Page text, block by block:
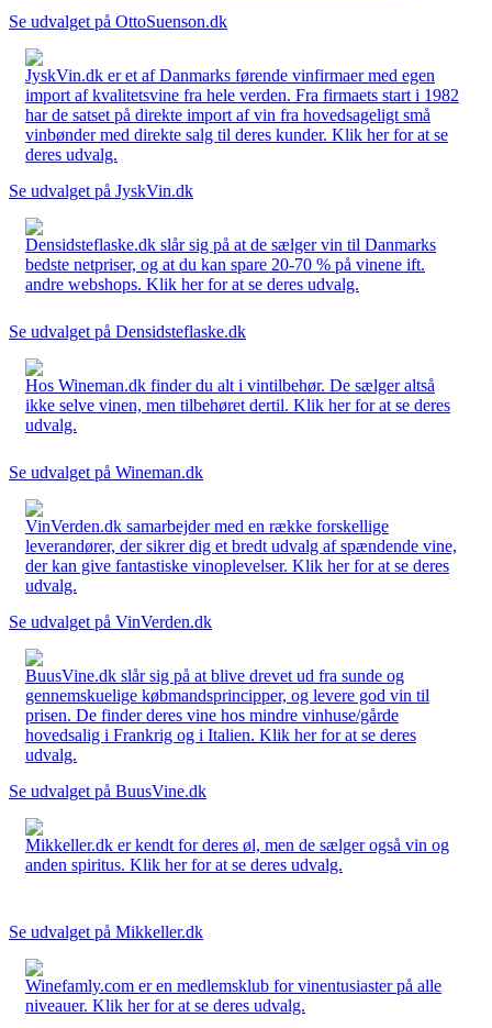
Se udvalget på OttoSuenson.dk
JyskVin.dk er et af Danmarks førende vinfirmaer med egen
import af kvalitetsvine fra hele verden. Fra firmaets start i 1982
har de satset på direkte import af vin fra hovedsageligt små
vinbønder med direkte salg til deres kunder. Klik her for at se
deres udvalg.
Se udvalget på JyskVin.dk
Densidsteflaske.dk slår sig på at de sælger vin til Danmarks
bedste netpriser, og at du kan spare 20-70 % på vinene ift.
andre webshops. Klik her for at se deres udvalg.
Se udvalget på Densidsteflaske.dk
Hos Wineman.dk finder du alt i vintilbehør. De sælger altså
ikke selve vinen, men tilbehøret dertil. Klik her for at se deres
udvalg.
Se udvalget på Wineman.dk
VinVerden.dk samarbejder med en række forskellige
leverandører, der sikrer dig et bredt udvalg af spændende vine,
der kan give fantastiske vinoplevelser. Klik her for at se deres
udvalg.
Se udvalget på VinVerden.dk
BuusVine.dk slår sig på at blive drevet ud fra sunde og
gennemskuelige købmandsprincipper, og levere god vin til
prisen. De finder deres vine hos mindre vinhuse/gårde
hovedsalig i Frankrig og i Italien. Klik her for at se deres
udvalg.
Se udvalget på BuusVine.dk
Mikkeller.dk er kendt for deres øl, men de sælger også vin og
anden spiritus. Klik her for at se deres udvalg.
Se udvalget på Mikkeller.dk
Winefamly.com er en medlemsklub for vinentusiaster på alle
niveauer. Klik her for at se deres udvalg.